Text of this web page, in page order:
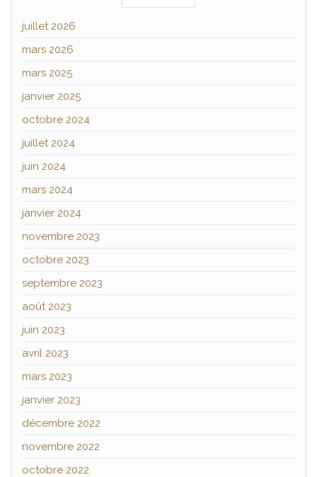
juillet 2026
mars 2026
mars 2025
janvier 2025
octobre 2024
juillet 2024
juin 2024
mars 2024
janvier 2024
novembre 2023
octobre 2023
septembre 2023
août 2023
juin 2023
avril 2023
mars 2023
janvier 2023
décembre 2022
novembre 2022
octobre 2022